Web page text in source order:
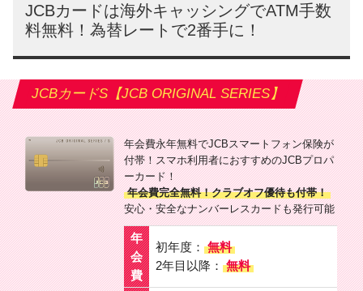
JCBカードは海外キャッシングでATM手数
料無料！為替レートで2番手に！
JCBカードS【JCB ORIGINAL SERIES】
年会費永年無料でJCBスマートフォン保険が
付帯！スマホ利用者におすすめのJCBプロパ
ーカード！
年会費完全無料！クラブオフ優待も付帯！
安心・安全なナンバーレスカードも発行可能
年
会
費
初年度： 無料
2年目以降： 無料